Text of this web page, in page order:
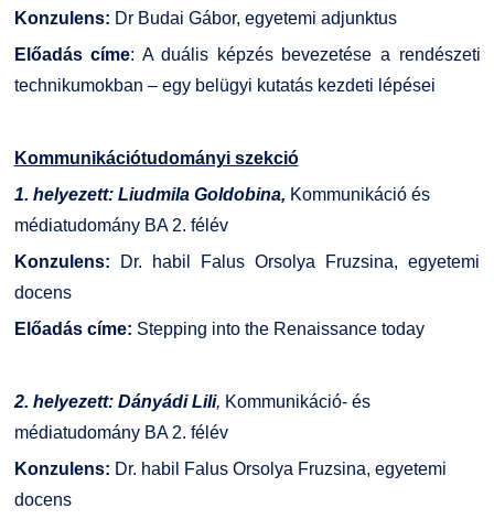
Konzulens: Dr Budai Gábor, egyetemi adjunktus
Előadás címe: A duális képzés bevezetése a rendészeti
technikumokban – egy belügyi kutatás kezdeti lépései
Kommunikációtudományi szekció
1. helyezett: Liudmila Goldobina, Kommunikáció és
médiatudomány BA 2. félév
Konzulens: Dr. habil Falus Orsolya Fruzsina, egyetemi
docens
Előadás címe: Stepping into the Renaissance today
2. helyezett: Dányádi Lili, Kommunikáció- és
médiatudomány BA 2. félév
Konzulens: Dr. habil Falus Orsolya Fruzsina, egyetemi
docens